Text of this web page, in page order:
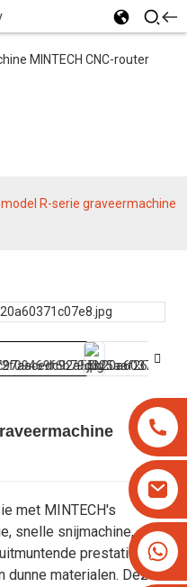
+8613825779334
+16266628193
R-serie graveermachine
met MINTECH's
snelle snijmachine,
prestaties
dunne materialen. Deze